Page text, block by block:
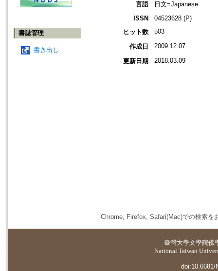
書誌管理
書き出し
言語
日文=Japanese
ISSN
04523628 (P)
ヒット数
503
作成日 2009.12.07
更新日期 2018.03.09
Chrome, Firefox, Safari(Mac)での検索を
臺灣大學文學院佛
National Taiwan
doi:10.6681/